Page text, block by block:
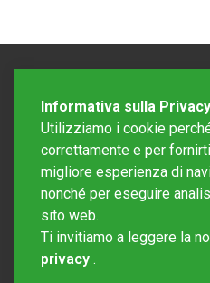
Editore
Informativa sulla Privacy
Utilizziamo i cookie
correttamente e per
migliore esperienza di
nonché per eseguire
sito web.
Ti invitiamo a leggere la
privacy .